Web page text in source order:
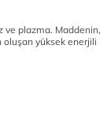
ve plazma. Maddenin,
oluşan yüksek enerjili